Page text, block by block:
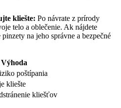
kliešte: Po ‌návrate⁢ z prírody‌
telo a‌ oblečenie. Ak nájdete
‍na jeho​ správne a ​bezpečné
Výhoda
poštípania
kliešte
kliešťov